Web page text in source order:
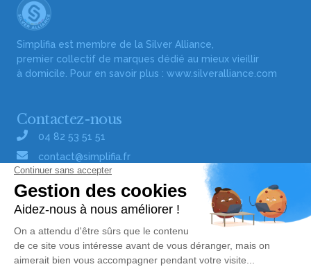
Simplifia est membre de la Silver Alliance,
premier collectif de marques dédié au mieux vieillir
à domicile. Pour en savoir plus : www.silveralliance.com
Contactez-nous
04 82 53 51 51
contact@simplifia.fr
Réseaux sociaux
Liens utiles